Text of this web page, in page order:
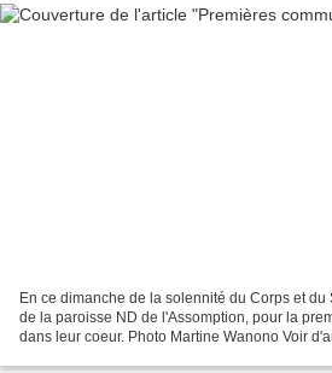
En ce dimanche de la solennité du Corps et du
de la paroisse ND de l'Assomption, pour la
dans leur coeur. Photo Martine Wanono Voir